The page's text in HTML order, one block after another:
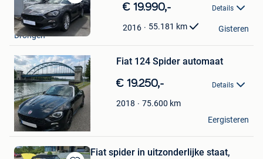
Bewaren
in
Mijn
Favorieten
€ 19.990,- Details
2016 55.181 km
Garage Gent Motors
Drongen
Gisteren
Bewaren
Mijn
Favorieten
Fiat 124 Spider automaat
€ 19.250,- Details
2018 75.600 km
Villa le bon gite
Genk
Eergisteren
Fiat spider in uitzonderlijke staat,